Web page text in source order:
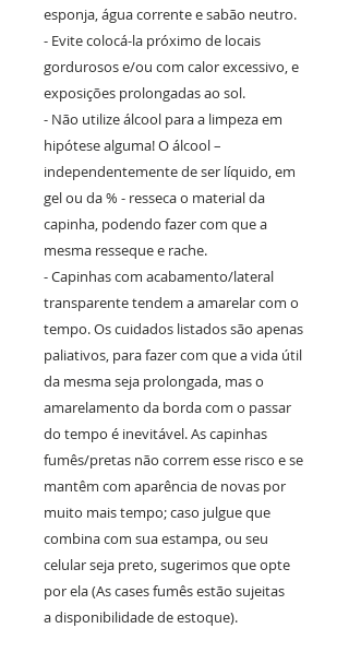
esponja, água corrente e sabão neutro.
- Evite colocá-la próximo de locais
gordurosos e/ou com calor excessivo, e
exposições prolongadas ao sol.
- Não utilize álcool para a limpeza em
hipótese alguma! O álcool –
independentemente de ser líquido, em
gel ou da % - resseca o material da
capinha, podendo fazer com que a
mesma resseque e rache.
- Capinhas com acabamento/lateral
transparente tendem a amarelar com o
tempo. Os cuidados listados são apenas
paliativos, para fazer com que a vida útil
da mesma seja prolongada, mas o
amarelamento da borda com o passar
do tempo é inevitável. As capinhas
fumês/pretas não correm esse risco e se
mantêm com aparência de novas por
muito mais tempo; caso julgue que
combina com sua estampa, ou seu
celular seja preto, sugerimos que opte
por ela (As cases fumês estão sujeitas
a disponibilidade de estoque).